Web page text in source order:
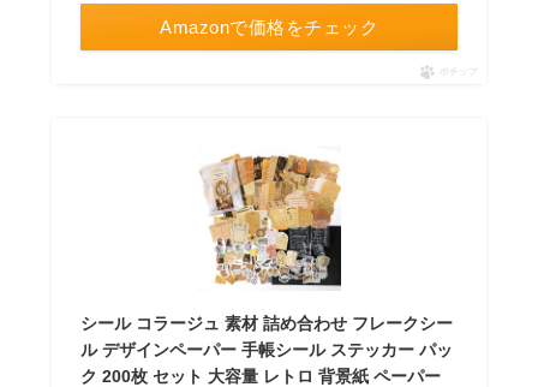
Amazonで価格をチェック
ポチップ
シール コラージュ 素材 詰め合わせ フレークシー
ル デザインペーパー 手帳シール ステッカー パッ
ク 200枚 セット 大容量 レトロ 背景紙 ペーパー